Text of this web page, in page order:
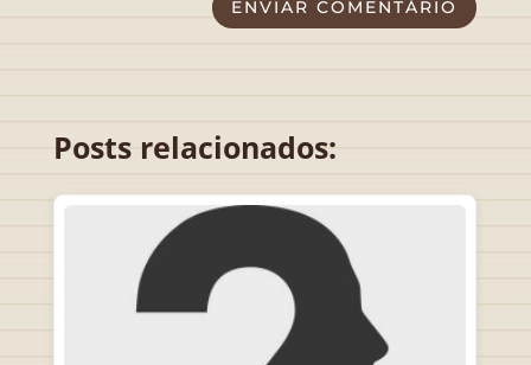
ENVIAR COMENTÁRIO
Posts relacionados: